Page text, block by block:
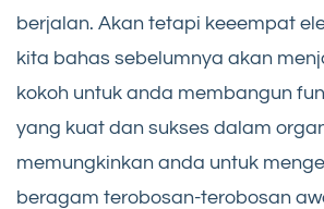
berjalan. Akan tetapi keeempat
kita bahas sebelumnya akan
kokoh untuk anda membangun
yang kuat dan sukses dalam
memungkinkan anda untuk
beragam terobosan-terobosan